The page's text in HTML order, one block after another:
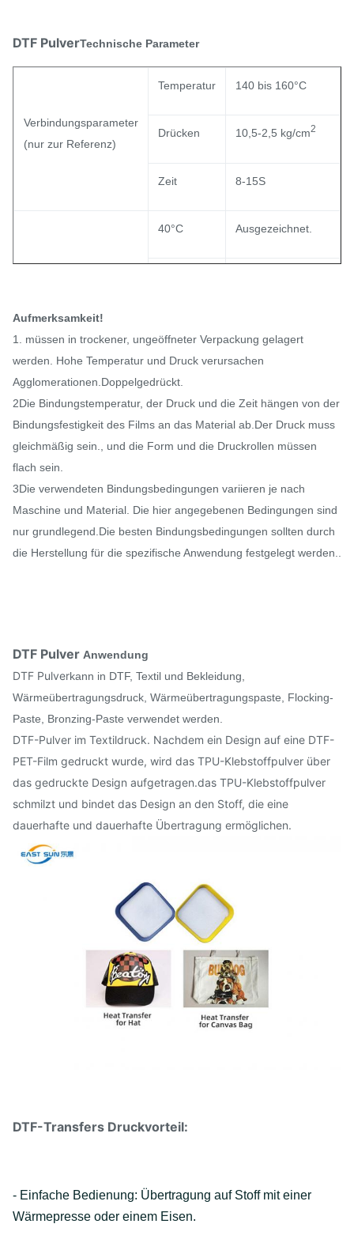
DTF PulverTechnische Parameter
Verbindungsparameter
(nur zur Referenz)
Temperatur 140 bis 160°C
Drücken 10,5-2,5 kg/cm2
Zeit 8-15S
40°C Ausgezeichnet.
Aufmerksamkeit!
1. müssen in trockener, ungeöffneter Verpackung gelagert
werden. Hohe Temperatur und Druck verursachen
Agglomerationen. Doppelgedrückt.
2Die Bindungstemperatur, der Druck und die Zeit hängen von der
Bindungsfestigkeit des Films an das Material ab.Der Druck muss
gleichmäßig sein., und die Form und die Druckrollen müssen
flach sein.
3Die verwendeten Bindungsbedingungen variieren je nach
Maschine und Material. Die hier angegebenen Bedingungen sind
nur grundlegend.Die besten Bindungsbedingungen sollten durch
die Herstellung für die spezifische Anwendung festgelegt werden..
DTF Pulver Anwendung
DTF Pulverkann in DTF, Textil und Bekleidung,
Wärmeübertragungsdruck, Wärmeübertragungspaste, Flocking-
Paste, Bronzing-Paste verwendet werden.
DTF-Pulver im Textildruck. Nachdem ein Design auf eine DTF-
PET-Film gedruckt wurde, wird das TPU-Klebstoffpulver über
das gedruckte Design aufgetragen.das TPU-Klebstoffpulver
schmilzt und bindet das Design an den Stoff, die eine
dauerhafte und dauerhafte Übertragung ermöglichen.
DTF-Transfers Druckvorteil:
- Einfache Bedienung: Übertragung auf Stoff mit einer
Wärmepresse oder einem Eisen.